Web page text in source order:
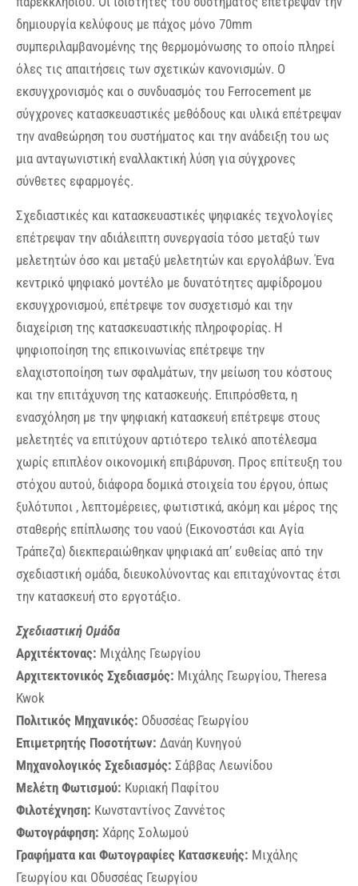
δημιουργία κελύφους με πάχος μόνο 70mm
συμπεριλαμβανομένης της θερμομόνωσης το οποίο πληρεί
όλες τις απαιτήσεις των σχετικών κανονισμών. Ο
εκσυγχρονισμός και ο συνδυασμός του Ferrocement με
σύγχρονες κατασκευαστικές μεθόδους και υλικά επέτρεψαν
την αναθεώρηση του συστήματος και την ανάδειξη του ως
μια ανταγωνιστική εναλλακτική λύση για σύγχρονες
σύνθετες εφαρμογές.
Σχεδιαστικές και κατασκευαστικές ψηφιακές τεχνολογίες
επέτρεψαν την αδιάλειπτη συνεργασία τόσο μεταξύ των
μελετητών όσο και μεταξύ μελετητών και εργολάβων. Ένα
κεντρικό ψηφιακό μοντέλο με δυνατότητες αμφίδρομου
εκσυγχρονισμού, επέτρεψε τον συσχετισμό και την
διαχείριση της κατασκευαστικής πληροφορίας. Η
ψηφιοποίηση της επικοινωνίας επέτρεψε την
ελαχιστοποίηση των σφαλμάτων, την μείωση του κόστους
και την επιτάχυνση της κατασκευής. Επιπρόσθετα, η
ενασχόληση με την ψηφιακή κατασκευή επέτρεψε στους
μελετητές να επιτύχουν αρτιότερο τελικό αποτέλεσμα
χωρίς επιπλέον οικονομική επιβάρυνση. Προς επίτευξη του
στόχου αυτού, διάφορα δομικά στοιχεία του έργου, όπως
ξυλότυποι , λεπτομέρειες, φωτιστικά, ακόμη και μέρος της
σταθερής επίπλωσης του ναού (Εικονοστάσι και Αγία
Τράπεζα) διεκπεραιώθηκαν ψηφιακά απ’ ευθείας από την
σχεδιαστική ομάδα, διευκολύνοντας και επιταχύνοντας έτσι
την κατασκευή στο εργοτάξιο.
Σχεδιαστική Ομάδα
Αρχιτέκτονας: Μιχάλης Γεωργίου
Αρχιτεκτονικός Σχεδιασμός: Μιχάλης Γεωργίου, Theresa
Kwok
Πολιτικός Μηχανικός: Οδυσσέας Γεωργίου
Επιμετρητής Ποσοτήτων: Δανάη Κυνηγού
Μηχανολογικός Σχεδιασμός: Σάββας Λεωνίδου
Μελέτη Φωτισμού: Κυριακή Παφίτου
Φιλοτέχνηση: Κωνσταντίνος Ζαννέτος
Φωτογράφηση: Χάρης Σολωμού
Γραφήματα και Φωτογραφίες Κατασκευής: Μιχάλης
Γεωργίου και Οδυσσέας Γεωργίου